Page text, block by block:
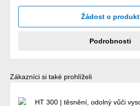
Průměrné hodnocení 5 z 5 hvězd
Žádost o produkt
Podrobnosti
Přeskočit galerii produktů
Zákazníci si také prohlíželi